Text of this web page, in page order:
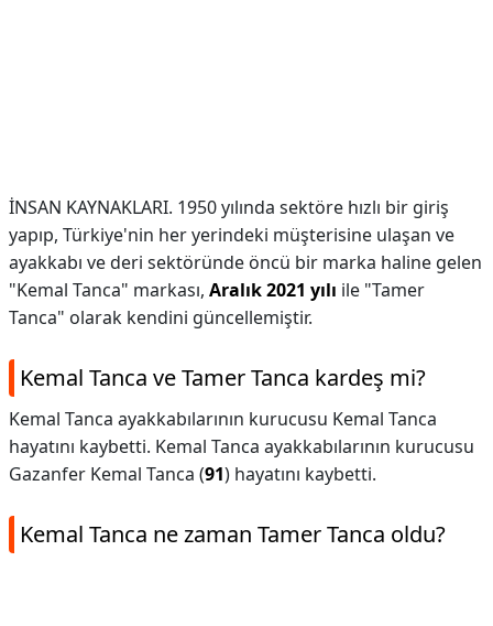
İNSAN KAYNAKLARI. 1950 yılında sektöre hızlı bir giriş
yapıp, Türkiye'nin her yerindeki müşterisine ulaşan ve
ayakkabı ve deri sektöründe öncü bir marka haline gelen
"Kemal Tanca" markası, Aralık 2021 yılı ile "Tamer
Tanca" olarak kendini güncellemiştir.
Kemal Tanca ve Tamer Tanca kardeş mi?
Kemal Tanca ayakkabılarının kurucusu Kemal Tanca
hayatını kaybetti. Kemal Tanca ayakkabılarının kurucusu
Gazanfer Kemal Tanca (91) hayatını kaybetti.
Kemal Tanca ne zaman Tamer Tanca oldu?